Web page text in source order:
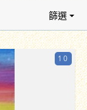
篩選
10